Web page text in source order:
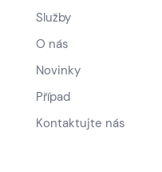
Služby
O nás
Novinky
Případ
Kontaktujte nás